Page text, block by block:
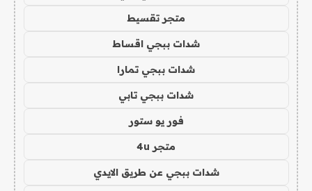
متجر تقسيط
شدات ببجي اقساط
شدات ببجي تمارا
شدات ببجي تابي
فور يو ستور
متجر 4u
شدات ببجي عن طريق الايدي